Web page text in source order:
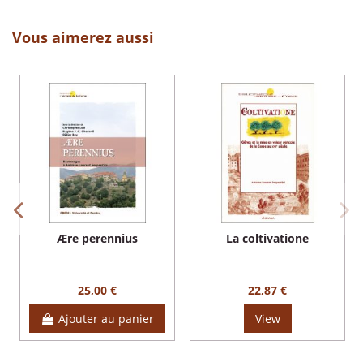
Vous aimerez aussi
Ære perennius
25,00 €
Ajouter au panier
La coltivatione
22,87 €
View